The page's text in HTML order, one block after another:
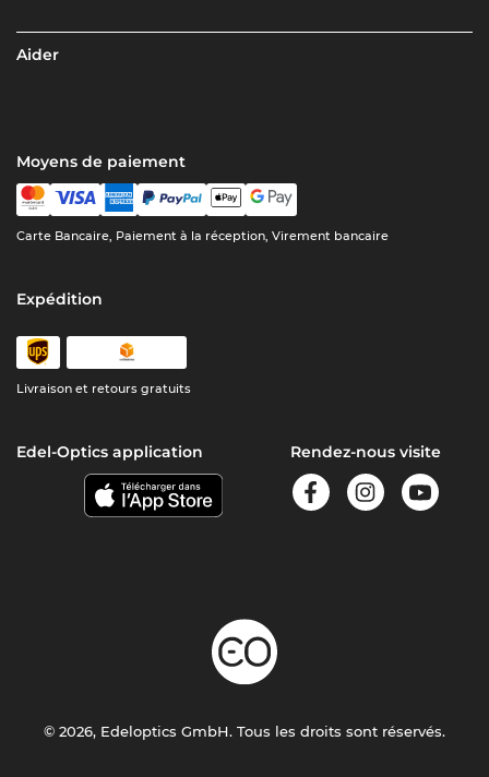
Aider
Moyens de paiement
Carte Bancaire, Paiement à la réception, Virement bancaire
Expédition
Livraison et retours gratuits
Edel-Optics application Rendez-nous visite
© 2026, Edeloptics GmbH. Tous les droits sont réservés.